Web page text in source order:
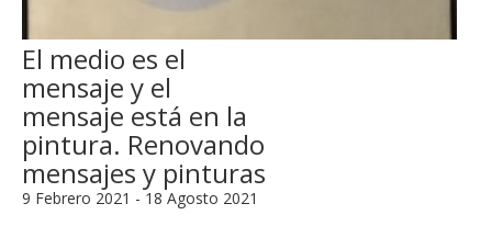
El medio es el
mensaje y el
mensaje está en la
pintura. Renovando
mensajes y pinturas
9 Febrero 2021 - 18 Agosto 2021